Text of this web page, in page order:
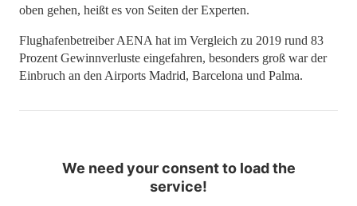
oben gehen, heißt es von Seiten der Experten.
Flughafenbetreiber AENA hat im Vergleich zu 2019 rund 83
Prozent Gewinnverluste eingefahren, besonders groß war der
Einbruch an den Airports Madrid, Barcelona und Palma.
We need your consent to load the
service!